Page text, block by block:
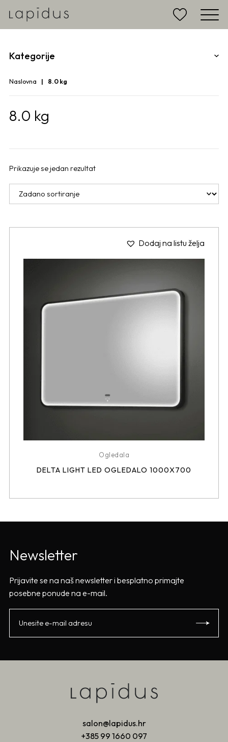
Kategorije
Naslovna 8.0 kg
8.0 kg
Prikazuje se jedan rezultat
Dodaj na listu želja
Ogledala
DELTA LIGHT LED OGLEDALO 1000X700
Newsletter
Prijavite se na naš newsletter i besplatno primajte
posebne ponude na e-mail.
salon@lapidus.hr
+385 99 1660 097